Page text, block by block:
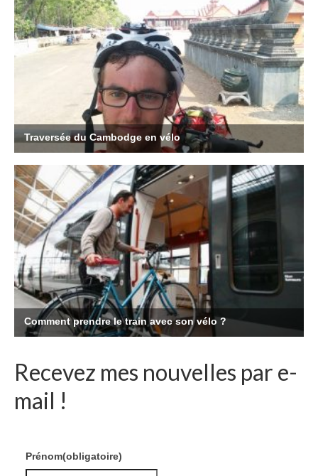
Recevez mes nouvelles par e-
mail !
Prénom(obligatoire)